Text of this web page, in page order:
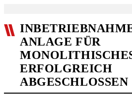
ANLAGE FÜR
ERFOLGREICH
ABGESCHLOSSEN